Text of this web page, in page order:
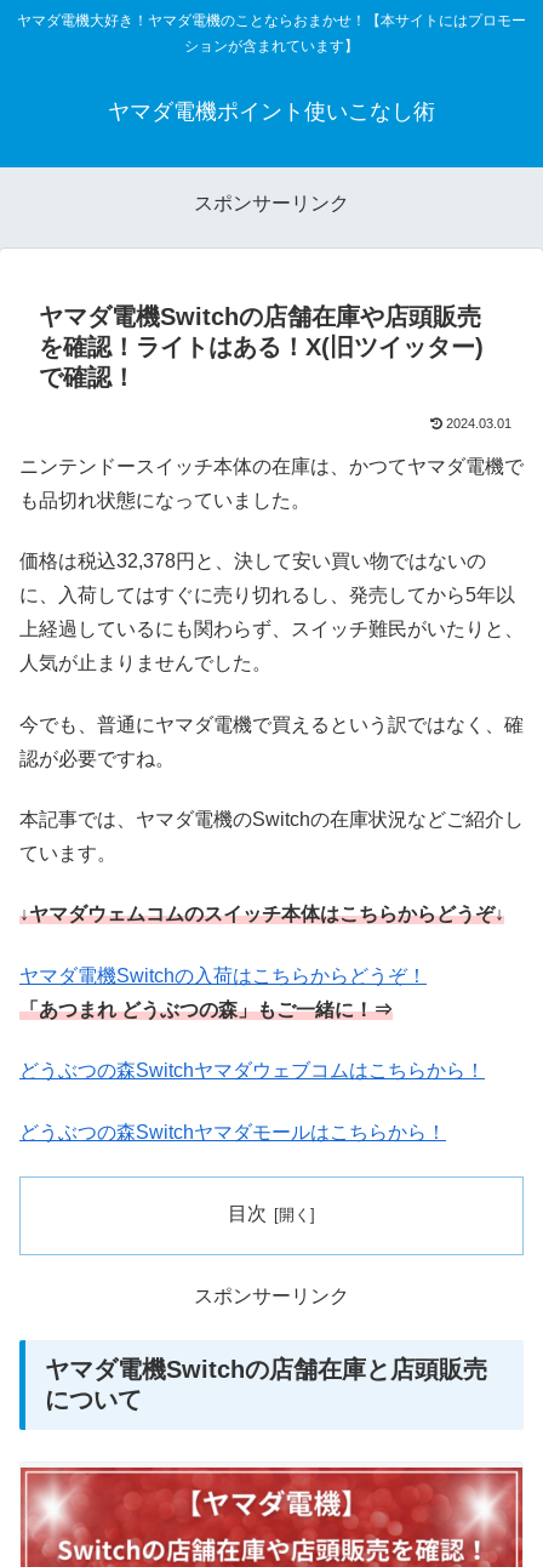
ヤマダ電機大好き！ヤマダ電機のことならおまかせ！【本サイトにはプロモー
ションが含まれています】
ヤマダ電機ポイント使いこなし術
スポンサーリンク
ヤマダ電機Switchの店舗在庫や店頭販売
を確認！ライトはある！X(旧ツイッター)
で確認！
2024.03.01
ニンテンドースイッチ本体の在庫は、かつてヤマダ電機で
も品切れ状態になっていました。
価格は税込32,378円と、決して安い買い物ではないの
に、入荷してはすぐに売り切れるし、発売してから5年以
上経過しているにも関わらず、スイッチ難民がいたりと、
人気が止まりませんでした。
今でも、普通にヤマダ電機で買えるという訳ではなく、確
認が必要ですね。
本記事では、ヤマダ電機のSwitchの在庫状況などご紹介し
ています。
↓ヤマダウェムコムのスイッチ本体はこちらからどうぞ↓
ヤマダ電機Switchの入荷はこちらからどうぞ！
「あつまれ どうぶつの森」もご一緒に！⇒
どうぶつの森Switchヤマダウェブコムはこちらから！
どうぶつの森Switchヤマダモールはこちらから！
目次
スポンサーリンク
ヤマダ電機Switchの店舗在庫と店頭販売
について